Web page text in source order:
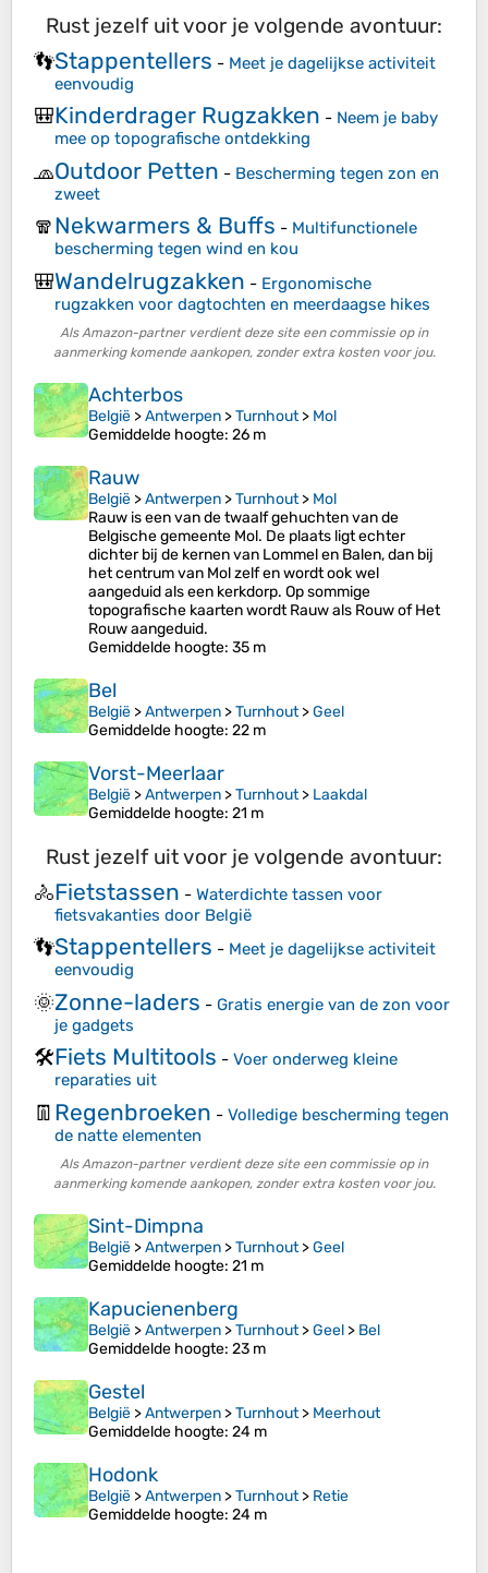
Rust jezelf uit voor je volgende avontuur:
👣Stappentellers - Meet je dagelijkse activiteit
eenvoudig
🎒Kinderdrager Rugzakken - Neem je baby
mee op topografische ontdekking
🧢Outdoor Petten - Bescherming tegen zon en
zweet
🧣Nekwarmers & Buffs - Multifunctionele
bescherming tegen wind en kou
🎒Wandelrugzakken - Ergonomische
rugzakken voor dagtochten en meerdaagse hikes
Als Amazon-partner verdient deze site een commissie op in
aanmerking komende aankopen, zonder extra kosten voor jou.
Achterbos
België >Antwerpen >Turnhout> Mol
Gemiddelde hoogte: 26 m
Rauw
België >Antwerpen >Turnhout> Mol
Rauw is een van de twaalf gehuchten van de
Belgische gemeente Mol. De plaats ligt echter
dichter bij de kernen van Lommel en Balen, dan bij
het centrum van Mol zelf en wordt ook wel
aangeduid als een kerkdorp. Op sommige
topografische kaarten wordt Rauw als Rouw of Het
Rouw aangeduid.
Gemiddelde hoogte: 35 m
Bel
België >Antwerpen >Turnhout>Geel
Gemiddelde hoogte: 22 m
Vorst-Meerlaar
België >Antwerpen >Turnhout> Laakdal
Gemiddelde hoogte: 21 m
Rust jezelf uit voor je volgende avontuur:
🚴Fietstassen - Waterdichte tassen voor
fietsvakanties door België
👣Stappentellers - Meet je dagelijkse activiteit
eenvoudig
🌞Zonne-laders - Gratis energie van de zon voor
je gadgets
🛠️Fiets Multitools - Voer onderweg kleine
reparaties uit
👖 Regenbroeken - Volledige bescherming tegen
de natte elementen
Als Amazon-partner verdient deze site een commissie op in
aanmerking komende aankopen, zonder extra kosten voor jou.
Sint-Dimpna
België >Antwerpen >Turnhout>Geel
Gemiddelde hoogte: 21 m
Kapucienenberg
België >Antwerpen >Turnhout>Geel > Bel
Gemiddelde hoogte: 23 m
Gestel
België >Antwerpen >Turnhout> Meerhout
Gemiddelde hoogte: 24 m
Hodonk
België >Antwerpen >Turnhout> Retie
Gemiddelde hoogte: 24 m